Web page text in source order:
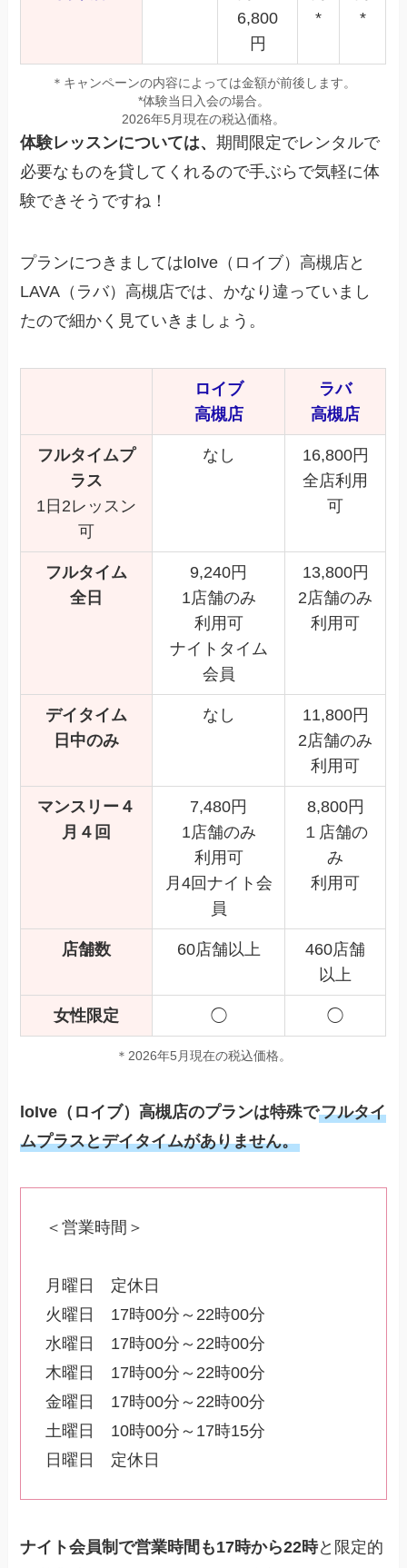
6,800
円
*
*
＊キャンペーンの内容によっては金額が前後します。
*体験当日入会の場合。
2026年5月現在の税込価格。
体験レッスンについては、期間限定でレンタルで
必要なものを貸してくれるので手ぶらで気軽に体
験できそうですね！
プランにつきましてはloIve（ロイブ）高槻店と
LAVA（ラバ）高槻店では、かなり違っていまし
たので細かく見ていきましょう。
ロイブ
高槻店
ラバ
高槻店
フルタイムプ
ラス
1日2レッスン
可
なし
16,800円
全店利用
可
フルタイム
全日
9,240円
1店舗のみ
利用可
ナイトタイム
会員
13,800円
2店舗のみ
利用可
デイタイム
日中のみ
なし
11,800円
2店舗のみ
利用可
マンスリー４
月４回
7,480円
1店舗のみ
利用可
月4回ナイト会
員
8,800円
１店舗の
み
利用可
店舗数 60店舗以上
460店舗
以上
女性限定 ◯ ◯
＊2026年5月現在の税込価格。
loIve（ロイブ）高槻店のプランは特殊でフルタイ
ムプラスとデイタイムがありません。
＜営業時間＞
月曜日 定休日
火曜日 17時00分～22時00分
水曜日 17時00分～22時00分
木曜日 17時00分～22時00分
金曜日 17時00分～22時00分
土曜日 10時00分～17時15分
日曜日 定休日
ナイト会員制で営業時間も17時から22時と限定的